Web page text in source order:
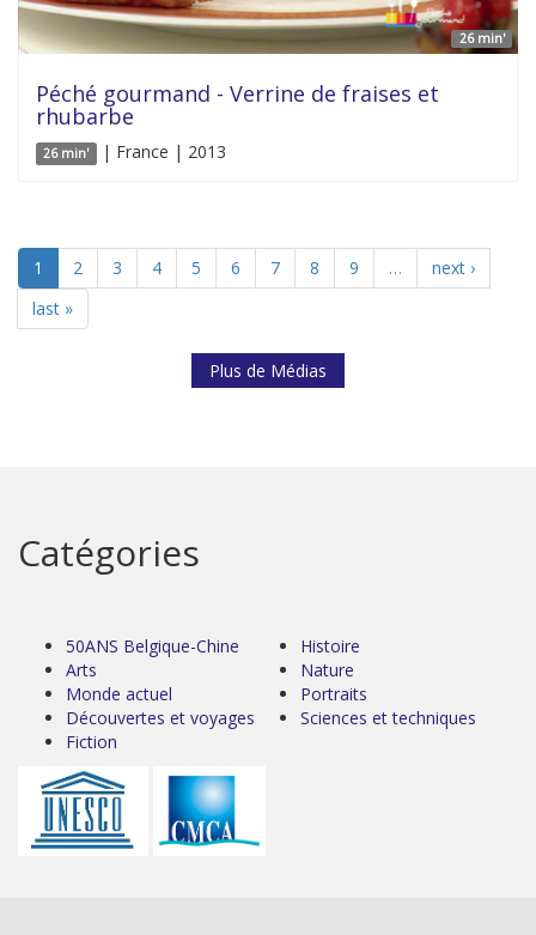
26 min'
Péché gourmand - Verrine de fraises et
rhubarbe
26 min' | France | 2013
1 2 3 4 5 6 7 8 9 …
next ›
last »
Plus de Médias
Catégories
50ANS Belgique-Chine
Arts
Monde actuel
Découvertes et voyages
Fiction
Histoire
Nature
Portraits
Sciences et techniques